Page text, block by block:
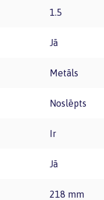
1.5
Jā
Metāls
Noslēpts
Ir
Jā
218 mm